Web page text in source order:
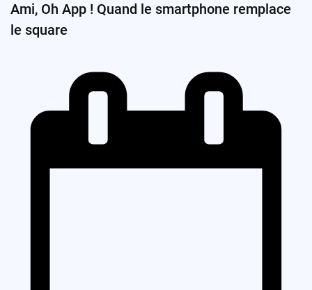
Ami, Oh App ! Quand le smartphone remplace
le square